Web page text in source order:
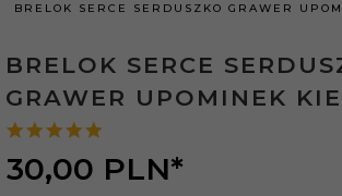
BRELOK SERCE SERDUSZKO GRAWER
BRELOK SERCE
GRAWER UPOMINEK
30,00 PLN*